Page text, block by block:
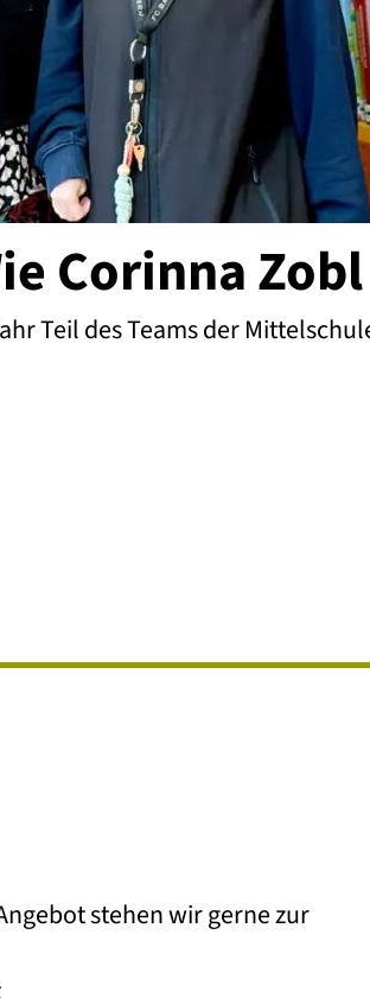
Corinna
Teil des Teams der
stehen wir gerne zur